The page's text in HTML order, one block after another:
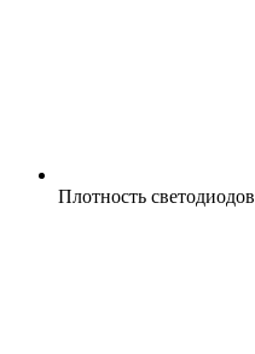
Плотность светодиодов